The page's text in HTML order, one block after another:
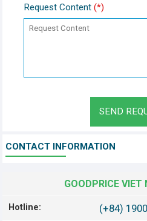
Request Content (*)
SEND
CONTACT INFORMATION
GOODPRICE VIET
Hotline: (+84)